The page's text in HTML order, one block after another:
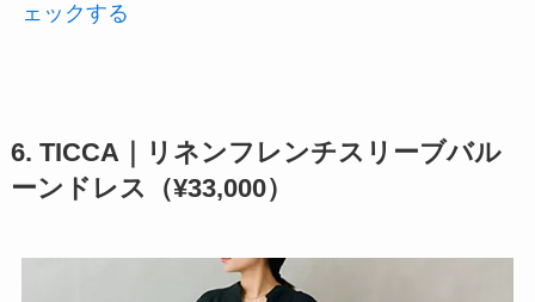
ェックする
6. TICCA｜リネンフレンチスリーブバル
ーンドレス（¥33,000）